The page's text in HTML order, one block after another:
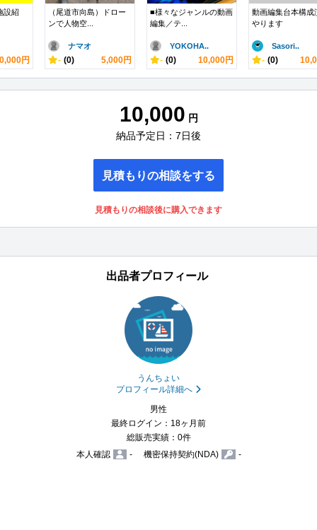
設紹
円
（尾道市向島）ドロー
ンで人物空...
ナマオ
- (0) 5,000円
■様々なジャンルの動画
編集／テ...
YOKOHA..
- (0) 10,000円
動画編集台本構成
やります
Sasori..
- (0)
10,000 円
納品予定日：7日後
見積もりの相談をする
見積もりの相談後に購入できます
出品者プロフィール
うんちょい
プロフィール詳細へ
男性
最終ログイン：18ヶ月前
総販売実績：0件
本人確認
- 機密保持契約(NDA) -